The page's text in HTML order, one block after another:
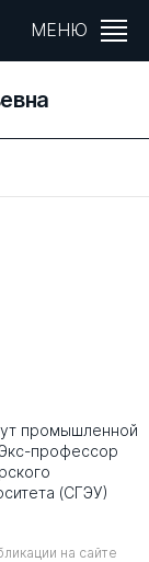
МЕНЮ
промышленной
Экс-профессор
(СГЭУ)
на сайте